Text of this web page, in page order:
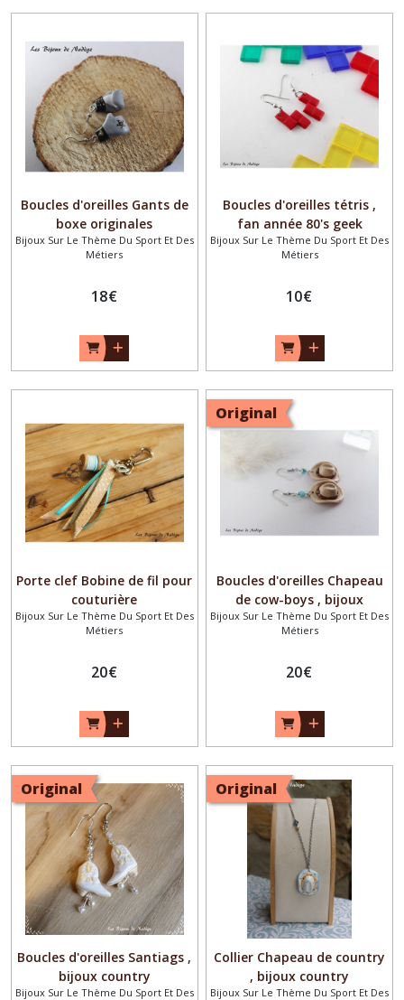
Boucles d'oreilles Gants de
boxe originales
Bijoux Sur Le Thème Du Sport Et Des
Métiers
18€
Boucles d'oreilles tétris ,
fan année 80's geek
Bijoux Sur Le Thème Du Sport Et Des
Métiers
10€
Porte clef Bobine de fil pour
couturière
Bijoux Sur Le Thème Du Sport Et Des
Métiers
20€
Original
Boucles d'oreilles Chapeau
de cow-boys , bijoux
country
Bijoux Sur Le Thème Du Sport Et Des
Métiers
20€
Original
Boucles d'oreilles Santiags ,
bijoux country
Bijoux Sur Le Thème Du Sport Et Des
Original
Collier Chapeau de country
, bijoux country
Bijoux Sur Le Thème Du Sport Et Des